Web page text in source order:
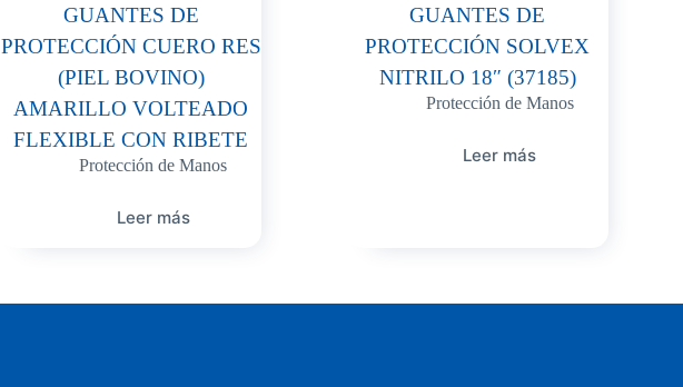
GUANTES DE
PROTECCIÓN CUERO RES
(PIEL BOVINO)
AMARILLO VOLTEADO
FLEXIBLE CON RIBETE
Protección de Manos
Leer más
GUANTES DE
PROTECCIÓN SOLVEX
NITRILO 18″ (37185)
Protección de Manos
Leer más